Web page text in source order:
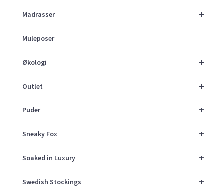
+
Madrasser
Muleposer
+
Økologi
+
Outlet
+
Puder
+
Sneaky Fox
+
Soaked in Luxury
+
Swedish Stockings